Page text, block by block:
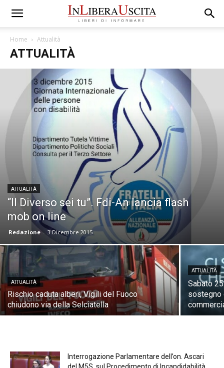
Home Attualità
ATTUALITÀ
ATTUALITÀ
“Il Diverso sei tu”. Fdi-An lancia flash
mob on line
Redazione - 3 Dicembre 2015
ATTUALITÀ
Rischio caduta alberi, Vigili del Fuoco
chiudono via della Selciatella
ATTUALITÀ
Sabato
sostegno
Interrogazione Parlamentare dell’on. Ascari